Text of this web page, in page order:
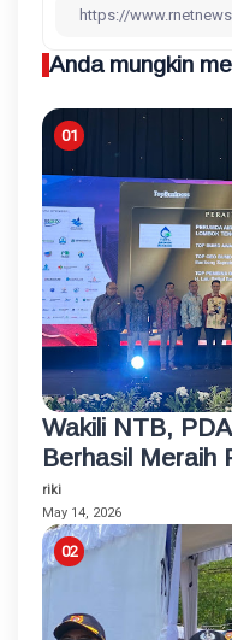
Anda mungkin
Wakili NTB,
Berhasil Meraih
BUMD Bintang 4
riki
May 14, 2026